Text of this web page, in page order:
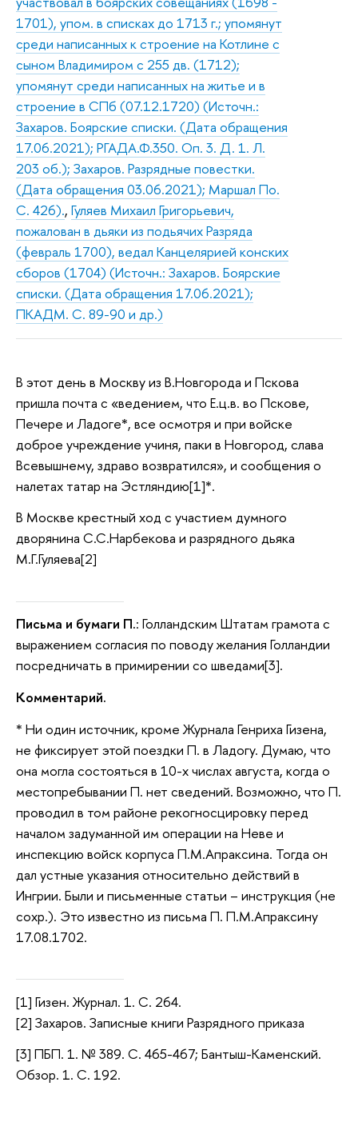
1701), упом. в списках до 1713 г.; упомянут
среди написанных к строение на Котлине с
сыном Владимиром с 255 дв. (1712);
упомянут среди написанных на житье и в
строение в СПб (07.12.1720) (Источн.:
Захаров. Боярские списки. (Дата обращения
17.06.2021); РГАДА.Ф.350. Оп. 3. Д. 1. Л.
203 об.); Захаров. Разрядные повестки.
(Дата обращения 03.06.2021); Маршал По.
С. 426)., Гуляев Михаил Григорьевич,
пожалован в дьяки из подьячих Разряда
(февраль 1700), ведал Канцелярией конских
сборов (1704) (Источн.: Захаров. Боярские
списки. (Дата обращения 17.06.2021);
ПКАДМ. С. 89-90 и др.)
В этот день в Москву из В.Новгорода и Пскова
пришла почта с «ведением, что Е.ц.в. во Пскове,
Печере и Ладоге*, все осмотря и при войске
доброе учреждение учиня, паки в Новгород, слава
Всевышнему, здраво возвратился», и сообщения о
налетах татар на Эстляндию[1]*.
В Москве крестный ход с участием думного
дворянина С.С.Нарбекова и разрядного дьяка
М.Г.Гуляева[2]
Письма и бумаги П.: Голландским Штатам грамота с
выражением согласия по поводу желания Голландии
посредничать в примирении со шведами[3].
Комментарий.
* Ни один источник, кроме Журнала Генриха Гизена,
не фиксирует этой поездки П. в Ладогу. Думаю, что
она могла состояться в 10-х числах августа, когда о
местопребывании П. нет сведений. Возможно, что П.
проводил в том районе рекогносцировку перед
началом задуманной им операции на Неве и
инспекцию войск корпуса П.М.Апраксина. Тогда он
дал устные указания относительно действий в
Ингрии. Были и письменные статьи – инструкция (не
сохр.). Это известно из письма П. П.М.Апраксину
17.08.1702.
[1] Гизен. Журнал. 1. С. 264.
[2] Захаров. Записные книги Разрядного приказа
[3] ПБП. 1. № 389. С. 465-467; Бантыш-Каменский.
Обзор. 1. С. 192.